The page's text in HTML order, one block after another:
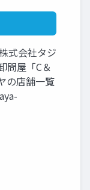
式会社タジ
問屋「C＆
の店舗一覧